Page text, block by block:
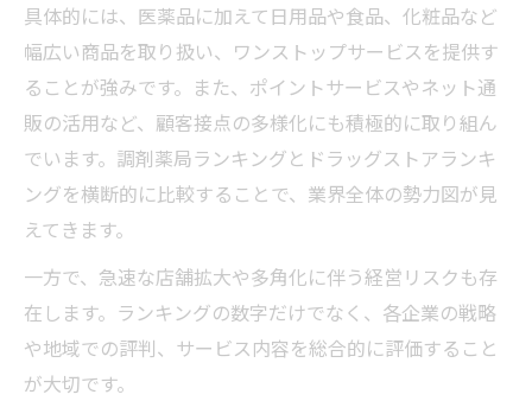
具体的には、医薬品に加えて日用品や食品、化粧品など
幅広い商品を取り扱い、ワンストップサービスを提供す
ることが強みです。また、ポイントサービスやネット通
販の活用など、顧客接点の多様化にも積極的に取り組ん
でいます。調剤薬局ランキングとドラッグストアランキ
ングを横断的に比較することで、業界全体の勢力図が見
えてきます。
一方で、急速な店舗拡大や多角化に伴う経営リスクも存
在します。ランキングの数字だけでなく、各企業の戦略
や地域での評判、サービス内容を総合的に評価すること
が大切です。